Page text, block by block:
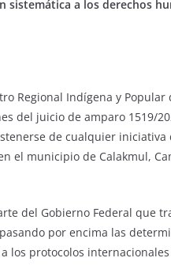
sistemática a los derechos
Regional Indígena y
del juicio de amparo 1519/
de cualquier
el municipio de Calakmul,
del Gobierno Federal que
por encima las
los protocolos